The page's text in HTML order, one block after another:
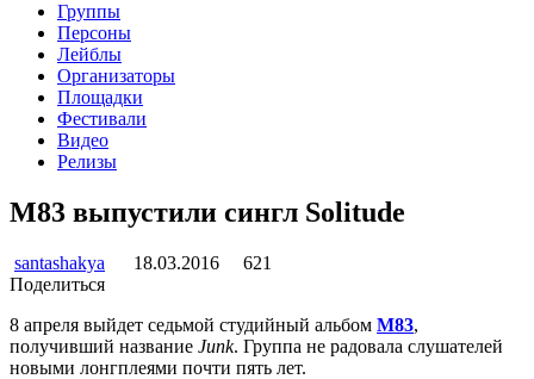
Группы
Персоны
Лейблы
Организаторы
Площадки
Фестивали
Видео
Релизы
M83 выпустили сингл Solitude
santashakya 18.03.2016
621
Поделиться
8 апреля выйдет седьмой студийный альбом M83,
получивший название Junk. Группа не радовала слушателей
новыми лонгплеями почти пять лет.